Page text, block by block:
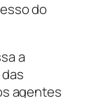
do
a
agentes